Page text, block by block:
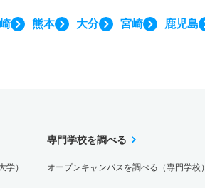
熊本 大分 宮崎 鹿児島
学）
専門学校を調べる
オープンキャンパスを調べる（専門学校）